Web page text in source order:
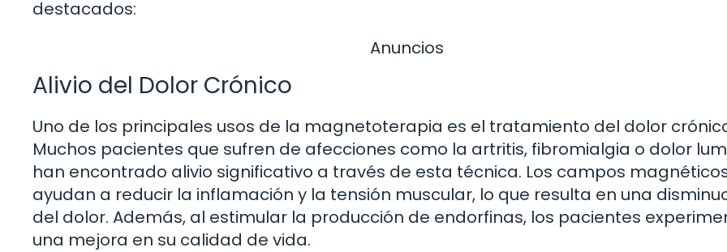
destacados:
Anuncios
Alivio del Dolor Crónico
Uno de los principales usos de la magnetoterapia es el tratamiento del dolor
Muchos pacientes que sufren de afecciones como la artritis, fibromialgia o dolor
han encontrado alivio significativo a través de esta técnica. Los campos
ayudan a reducir la inflamación y la tensión muscular, lo que resulta en una
del dolor. Además, al estimular la producción de endorfinas, los pacientes
una mejora en su calidad de vida.